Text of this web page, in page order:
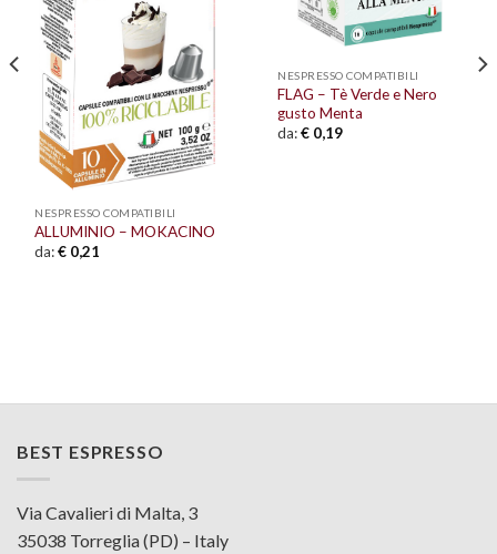
NESPRESSO COMPATIBILI
ALLUMINIO – MOKACINO
da:€ 0,21
NESPRESSO COMPATIBILI
FLAG – Tè Verde e Nero
gusto Menta
da:€ 0,19
BEST ESPRESSO
Via Cavalieri di Malta, 3
35038 Torreglia (PD) – Italy